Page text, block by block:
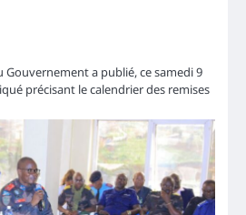
Gouvernement a publié, ce samedi 9
précisant le calendrier des remises